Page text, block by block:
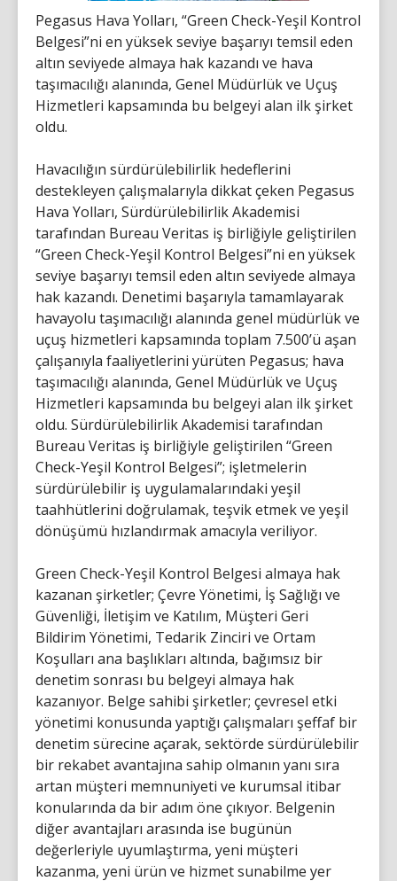
Pegasus Hava Yolları, “Green Check-Yeşil Kontrol
Belgesi”ni en yüksek seviye başarıyı temsil eden
altın seviyede almaya hak kazandı ve hava
taşımacılığı alanında, Genel Müdürlük ve Uçuş
Hizmetleri kapsamında bu belgeyi alan ilk şirket
oldu.
Havacılığın sürdürülebilirlik hedeflerini
destekleyen çalışmalarıyla dikkat çeken Pegasus
Hava Yolları, Sürdürülebilirlik Akademisi
tarafından Bureau Veritas iş birliğiyle geliştirilen
“Green Check-Yeşil Kontrol Belgesi”ni en yüksek
seviye başarıyı temsil eden altın seviyede almaya
hak kazandı. Denetimi başarıyla tamamlayarak
havayolu taşımacılığı alanında genel müdürlük ve
uçuş hizmetleri kapsamında toplam 7.500’ü aşan
çalışanıyla faaliyetlerini yürüten Pegasus; hava
taşımacılığı alanında, Genel Müdürlük ve Uçuş
Hizmetleri kapsamında bu belgeyi alan ilk şirket
oldu. Sürdürülebilirlik Akademisi tarafından
Bureau Veritas iş birliğiyle geliştirilen “Green
Check-Yeşil Kontrol Belgesi”; işletmelerin
sürdürülebilir iş uygulamalarındaki yeşil
taahhütlerini doğrulamak, teşvik etmek ve yeşil
dönüşümü hızlandırmak amacıyla veriliyor.
Green Check-Yeşil Kontrol Belgesi almaya hak
kazanan şirketler; Çevre Yönetimi, İş Sağlığı ve
Güvenliği, İletişim ve Katılım, Müşteri Geri
Bildirim Yönetimi, Tedarik Zinciri ve Ortam
Koşulları ana başlıkları altında, bağımsız bir
denetim sonrası bu belgeyi almaya hak
kazanıyor. Belge sahibi şirketler; çevresel etki
yönetimi konusunda yaptığı çalışmaları şeffaf bir
denetim sürecine açarak, sektörde sürdürülebilir
bir rekabet avantajına sahip olmanın yanı sıra
artan müşteri memnuniyeti ve kurumsal itibar
konularında da bir adım öne çıkıyor. Belgenin
diğer avantajları arasında ise bugünün
değerleriyle uyumlaştırma, yeni müşteri
kazanma, yeni ürün ve hizmet sunabilme yer